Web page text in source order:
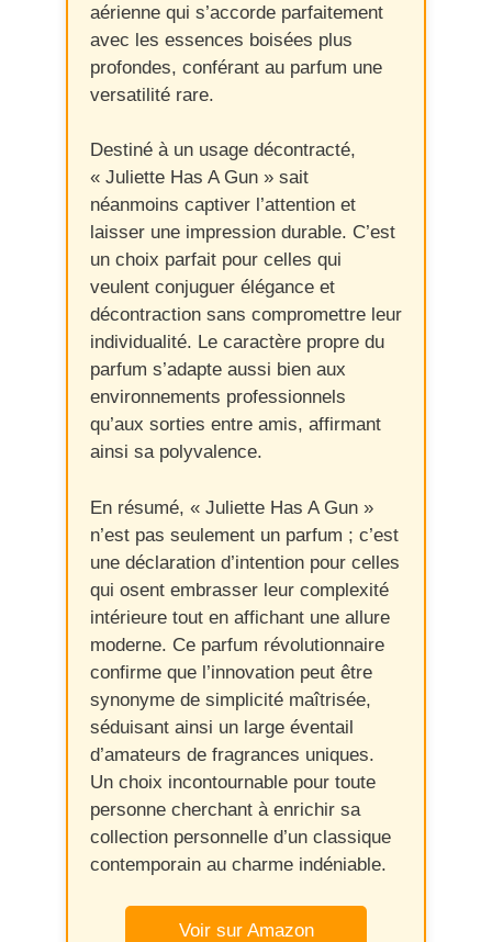
aérienne qui s’accorde parfaitement
avec les essences boisées plus
profondes, conférant au parfum une
versatilité rare.
Destiné à un usage décontracté,
« Juliette Has A Gun » sait
néanmoins captiver l’attention et
laisser une impression durable. C’est
un choix parfait pour celles qui
veulent conjuguer élégance et
décontraction sans compromettre leur
individualité. Le caractère propre du
parfum s’adapte aussi bien aux
environnements professionnels
qu’aux sorties entre amis, affirmant
ainsi sa polyvalence.
En résumé, « Juliette Has A Gun »
n’est pas seulement un parfum ; c’est
une déclaration d’intention pour celles
qui osent embrasser leur complexité
intérieure tout en affichant une allure
moderne. Ce parfum révolutionnaire
confirme que l’innovation peut être
synonyme de simplicité maîtrisée,
séduisant ainsi un large éventail
d’amateurs de fragrances uniques.
Un choix incontournable pour toute
personne cherchant à enrichir sa
collection personnelle d’un classique
contemporain au charme indéniable.
Voir sur Amazon